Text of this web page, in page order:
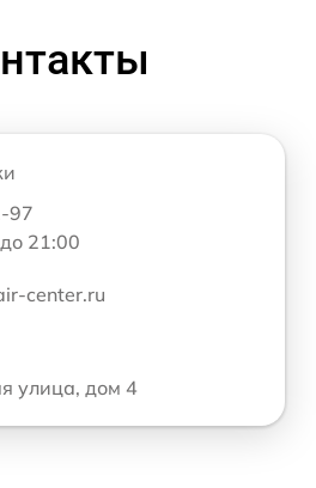
97
21:00
center.ru
улица, дом 4